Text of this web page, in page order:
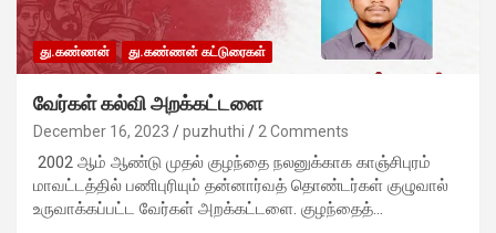
து.கண்ணன் து.கண்ணன் கட்டுரைகள்
வேர்கள் கல்வி அறக்கட்டளை
December 16, 2023 puzhuthi 2 Comments
2002 ஆம் ஆண்டு முதல் குழந்தை நலனுக்காக காஞ்சிபுரம்
மாவட்டத்தில் பணிபுரியும் தன்னார்வத் தொண்டர்கள் குழுவால்
உருவாக்கப்பட்ட வேர்கள் அறக்கட்டளை. குழந்தைத்…